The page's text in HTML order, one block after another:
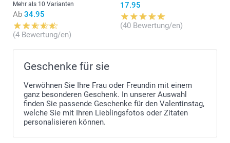
Mehr als 10 Varianten
Ab 34.95
(4 Bewertung/en)
17.95
(40 Bewertung/en)
Geschenke für sie
Verwöhnen Sie Ihre Frau oder Freundin mit einem
ganz besonderen Geschenk. In unserer Auswahl
finden Sie passende Geschenke für den Valentinstag,
welche Sie mit Ihren Lieblingsfotos oder Zitaten
personalisieren können.